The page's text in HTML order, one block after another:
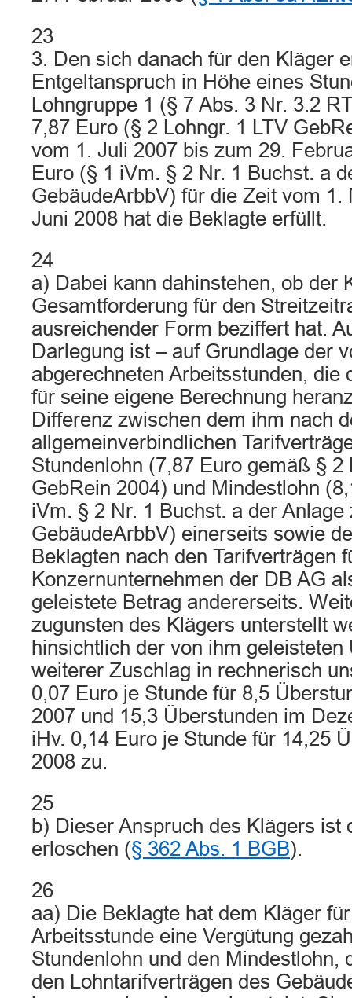
23
3. Den sich danach für den Kläger
Entgeltanspruch in Höhe eines
Lohngruppe 1 (§ 7 Abs. 3 Nr. 3.2
7,87 Euro (§ 2 Lohngr. 1 LTV
vom 1. Juli 2007 bis zum 29.
Euro (§ 1 iVm. § 2 Nr. 1 Buchst. a
GebäudeArbbV) für die Zeit vom 1.
Juni 2008 hat die Beklagte erfüllt.
24
a) Dabei kann dahinstehen, ob der
Gesamtforderung für den
ausreichender Form beziffert hat.
Darlegung ist – auf Grundlage der
abgerechneten Arbeitsstunden, die
für seine eigene Berechnung
Differenz zwischen dem ihm nach
allgemeinverbindlichen
Stundenlohn (7,87 Euro gemäß § 2
GebRein 2004) und Mindestlohn
iVm. § 2 Nr. 1 Buchst. a der Anlage
GebäudeArbbV) einerseits sowie
Beklagten nach den Tarifverträgen
Konzernunternehmen der DB AG
geleistete Betrag andererseits.
zugunsten des Klägers unterstellt
hinsichtlich der von ihm geleisteten
weiterer Zuschlag in rechnerisch
0,07 Euro je Stunde für 8,5
2007 und 15,3 Überstunden im
iHv. 0,14 Euro je Stunde für 14,25
2008 zu.
25
b) Dieser Anspruch des Klägers ist
erloschen (§ 362 Abs. 1 BGB).
26
aa) Die Beklagte hat dem Kläger
Arbeitsstunde eine Vergütung
Stundenlohn und den Mindestlohn,
den Lohntarifverträgen des